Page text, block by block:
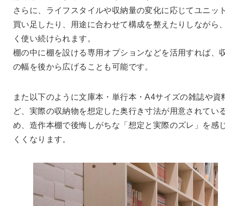
さらに、ライフスタイルや収納量の変化に応じてユニッ
買い足したり、用途に合わせて構成を整えたりしながら
く使い続けられます。
棚の中に棚を設ける専用オプションなどを活用すれば、
の幅を後から広げることも可能です。
また以下のように文庫本・単行本・A4サイズの雑誌や資
ど、実際の収納物を想定した奥行き寸法が用意されてい
め、造作本棚で後悔しがちな「想定と実際のズレ」を感
くくなります。